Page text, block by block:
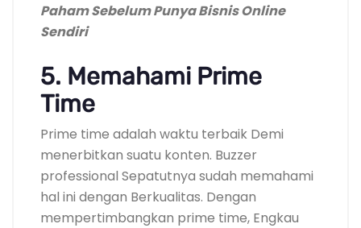
Paham Sebelum Punya Bisnis Online
Sendiri
5. Memahami Prime
Time
Prime time adalah waktu terbaik Demi
menerbitkan suatu konten. Buzzer
professional Sepatutnya sudah memahami
hal ini dengan Berkualitas. Dengan
mempertimbangkan prime time, Engkau